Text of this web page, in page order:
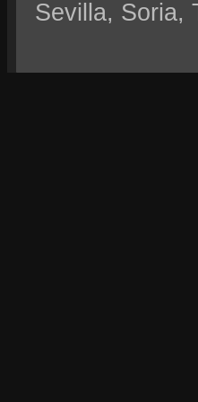
Sevilla, Soria,